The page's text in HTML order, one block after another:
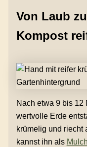
Von Laub
Kompost
Nach etwa 9 bis 12
wertvolle Erde
krümelig und riecht
kannst ihn als Mulch